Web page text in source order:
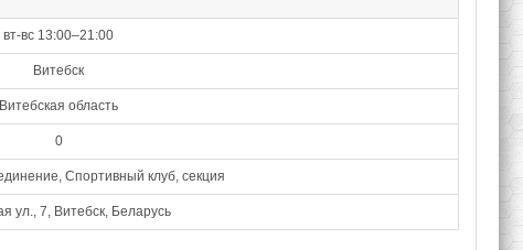
вт-вс 13:00–21:00
Витебск
Витебская область
0
Спортивный клуб, секция
ул., 7, Витебск, Беларусь